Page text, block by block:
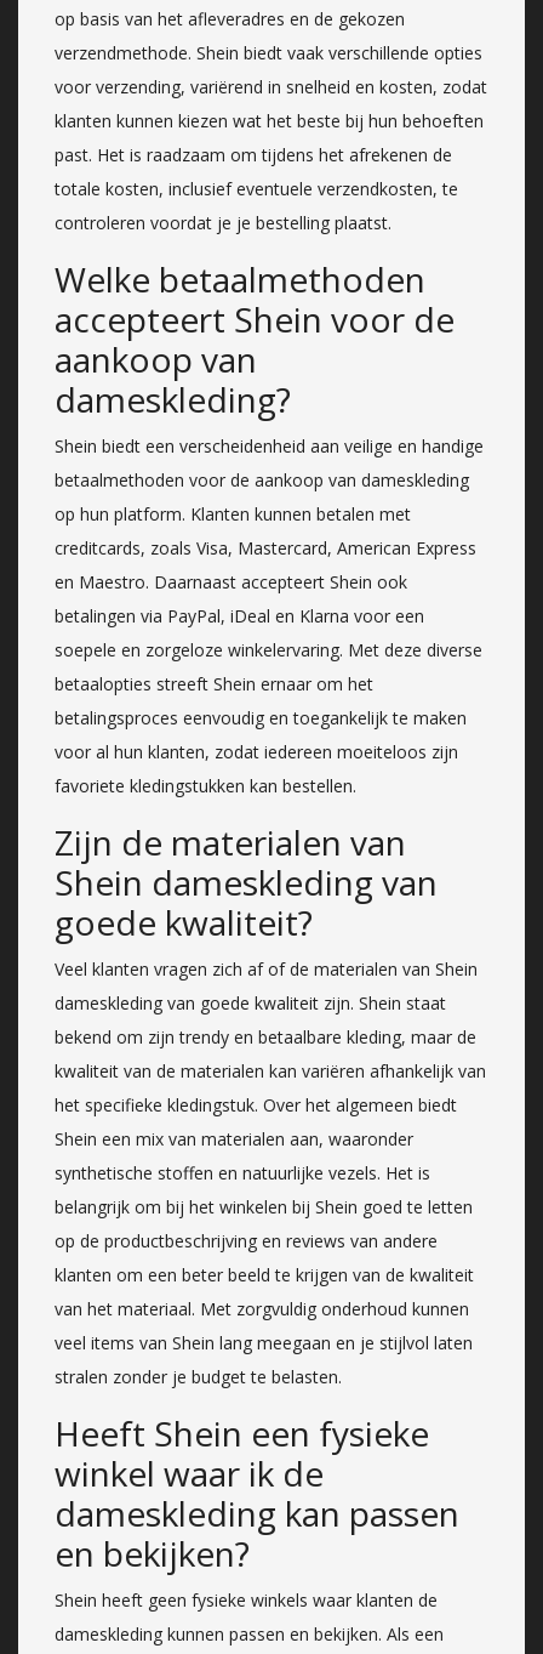
op basis van het afleveradres en de gekozen
verzendmethode. Shein biedt vaak verschillende opties
voor verzending, variërend in snelheid en kosten, zodat
klanten kunnen kiezen wat het beste bij hun behoeften
past. Het is raadzaam om tijdens het afrekenen de
totale kosten, inclusief eventuele verzendkosten, te
controleren voordat je je bestelling plaatst.
Welke betaalmethoden
accepteert Shein voor de
aankoop van
dameskleding?
Shein biedt een verscheidenheid aan veilige en handige
betaalmethoden voor de aankoop van dameskleding
op hun platform. Klanten kunnen betalen met
creditcards, zoals Visa, Mastercard, American Express
en Maestro. Daarnaast accepteert Shein ook
betalingen via PayPal, iDeal en Klarna voor een
soepele en zorgeloze winkelervaring. Met deze diverse
betaalopties streeft Shein ernaar om het
betalingsproces eenvoudig en toegankelijk te maken
voor al hun klanten, zodat iedereen moeiteloos zijn
favoriete kledingstukken kan bestellen.
Zijn de materialen van
Shein dameskleding van
goede kwaliteit?
Veel klanten vragen zich af of de materialen van Shein
dameskleding van goede kwaliteit zijn. Shein staat
bekend om zijn trendy en betaalbare kleding, maar de
kwaliteit van de materialen kan variëren afhankelijk van
het specifieke kledingstuk. Over het algemeen biedt
Shein een mix van materialen aan, waaronder
synthetische stoffen en natuurlijke vezels. Het is
belangrijk om bij het winkelen bij Shein goed te letten
op de productbeschrijving en reviews van andere
klanten om een beter beeld te krijgen van de kwaliteit
van het materiaal. Met zorgvuldig onderhoud kunnen
veel items van Shein lang meegaan en je stijlvol laten
stralen zonder je budget te belasten.
Heeft Shein een fysieke
winkel waar ik de
dameskleding kan passen
en bekijken?
Shein heeft geen fysieke winkels waar klanten de
dameskleding kunnen passen en bekijken. Als een